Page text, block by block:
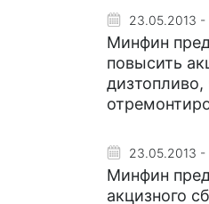
23.05.2013 -
Минфин
повысить
дизтопливо,
23.05.2013 -
Минфин
акцизного